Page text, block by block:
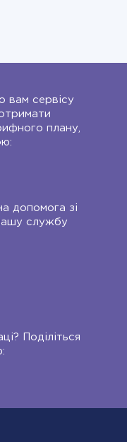
вам сервісу
плану,
допомога зі
службу
Поділіться